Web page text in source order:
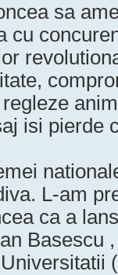
sa
cu
isi pierde
L-am
ca a
Basescu